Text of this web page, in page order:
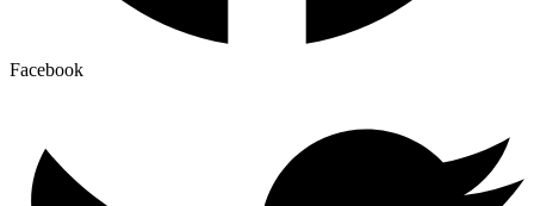
Facebook